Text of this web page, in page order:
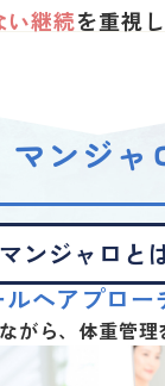
い継続を重視
マンジャ
マンジャロと
マンジャロは
へアプロー
がら、体重管理